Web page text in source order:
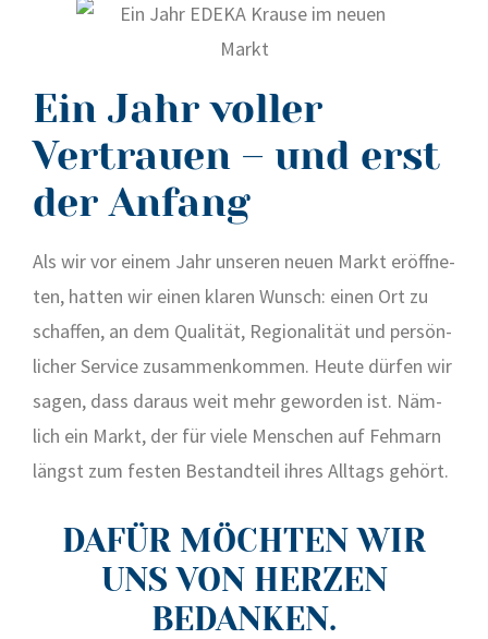
Ein Jahr voller
Vertrauen – und erst
der Anfang
Als wir vor einem Jahr unse­ren neu­en Markt eröff­ne­
ten, hat­ten wir einen kla­ren Wunsch: einen Ort zu
schaf­fen, an dem Qua­li­tät, Regio­na­li­tät und per­sön­
li­cher Ser­vice zusam­men­kom­men. Heu­te dür­fen wir
sagen, dass dar­aus weit mehr gewor­den ist. Näm­
lich ein Markt, der für vie­le Men­schen auf Feh­marn
längst zum fes­ten Bestand­teil ihres All­tags gehört.
DAFÜR MÖCHTEN WIR
UNS VON HERZEN
BEDANKEN.